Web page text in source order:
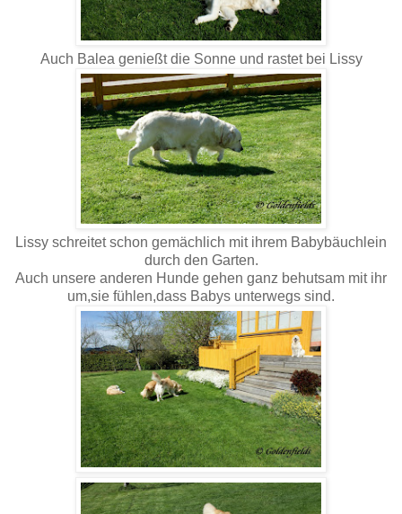
Auch Balea genießt die Sonne und rastet bei Lissy
Lissy schreitet schon gemächlich mit ihrem Babybäuchlein
durch den Garten.
Auch unsere anderen Hunde gehen ganz behutsam mit ihr
um,sie fühlen,dass Babys unterwegs sind.